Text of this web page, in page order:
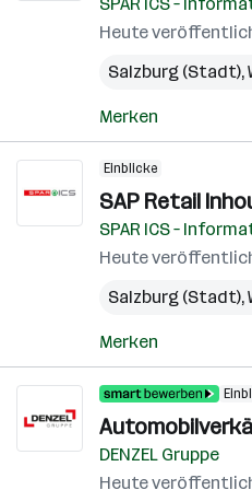
Heute
Salzburg (Stadt),
Merken
Einblicke
SAP Retail
SPAR ICS –
Heute
Salzburg (Stadt),
Merken
DENZEL Gruppe
Heute